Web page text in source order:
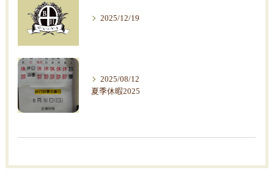
2025/12/19
2025/08/12
夏季休暇2025